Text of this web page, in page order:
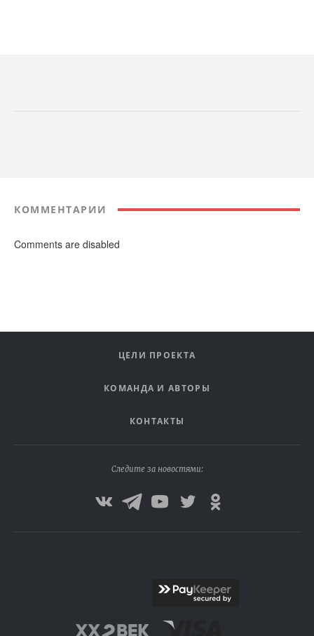
КОММЕНТАРИИ
Comments are disabled
ЦЕЛИ ПРОЕКТА
КОМАНДА И АВТОРЫ
КОНТАКТЫ
Следите за новостями: